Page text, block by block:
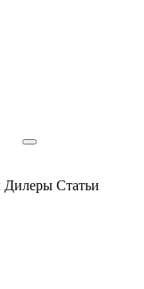
Дилеры Статьи